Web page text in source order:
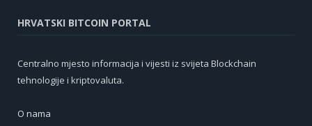
HRVATSKI BITCOIN PORTAL
Centralno mjesto informacija i vijesti iz svijeta Blockchain
tehnologije i kriptovaluta.
O nama